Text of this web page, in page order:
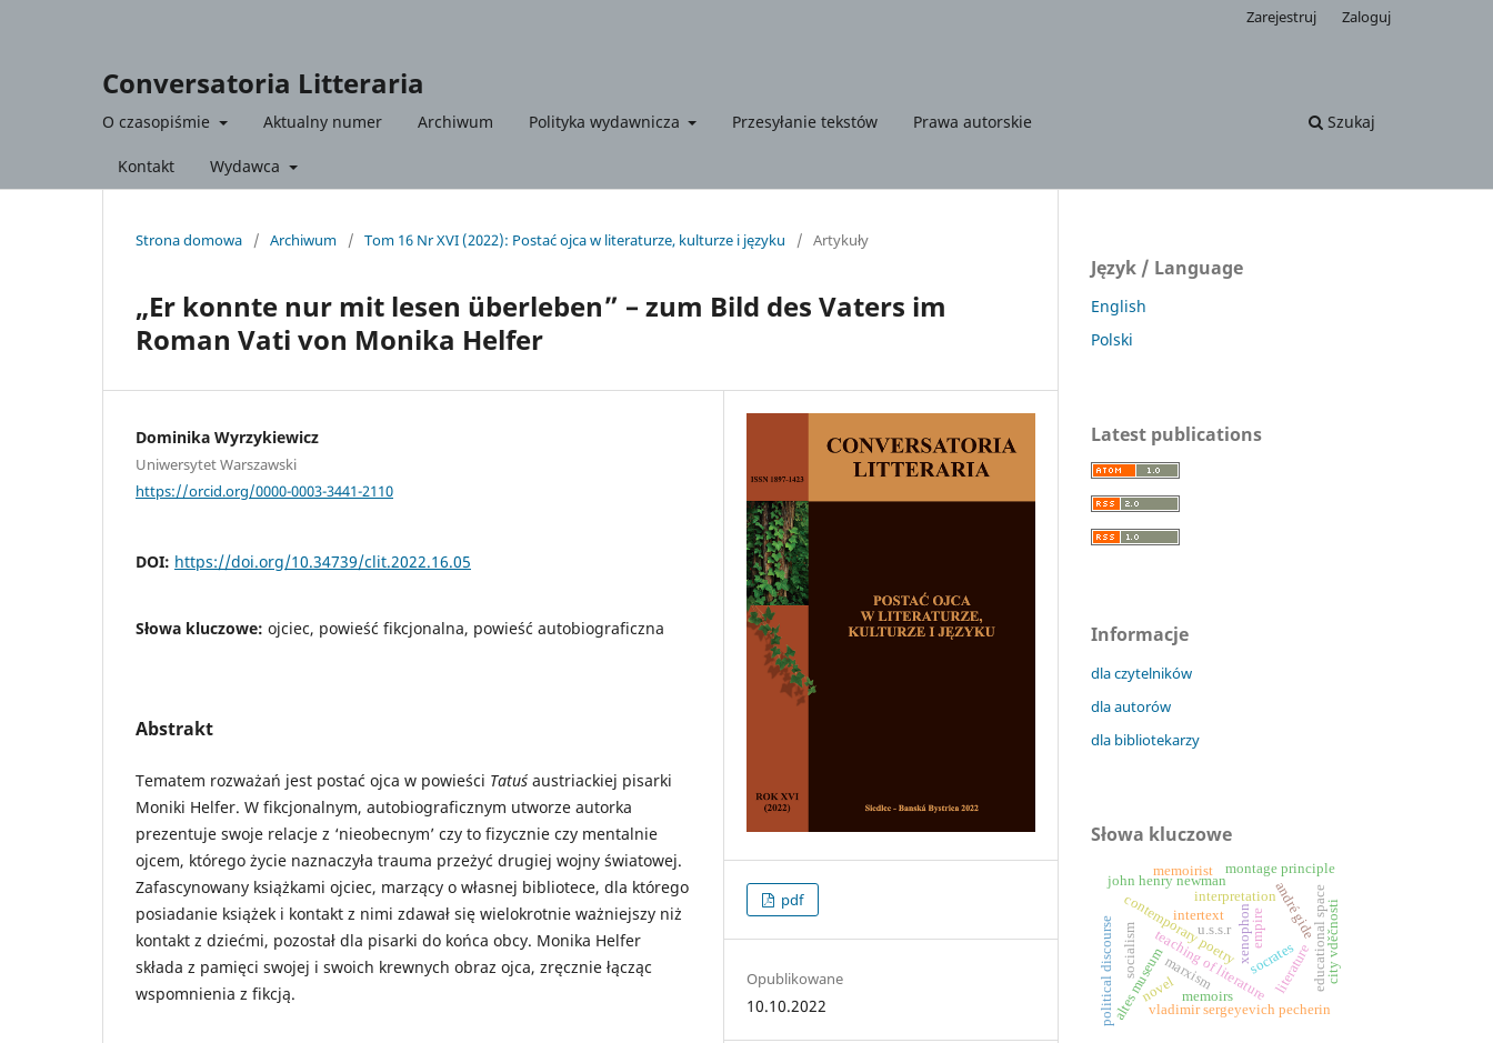
Conversatoria Litteraria
O czasopiśmie Aktualny numer Archiwum Polityka wydawnicza Przesyłanie tekstów Prawa autorskie
Kontakt Wydawca
Szukaj
Zarejestruj Zaloguj
Strona domowa / Archiwum / Tom 16 Nr XVI (2022): Postać ojca w literaturze, kulturze i języku / Artykuły
„Er konnte nur mit lesen überleben” – zum Bild des Vaters im
Roman Vati von Monika Helfer
Dominika Wyrzykiewicz
Uniwersytet Warszawski
https://orcid.org/0000-0003-3441-2110
DOI: https://doi.org/10.34739/clit.2022.16.05
Słowa kluczowe: ojciec, powieść fikcjonalna, powieść autobiograficzna
Abstrakt
Tematem rozważań jest postać ojca w powieści Tatuś austriackiej pisarki
Moniki Helfer. W fikcjonalnym, autobiograficznym utworze autorka
prezentuje swoje relacje z ‘nieobecnym’ czy to fizycznie czy mentalnie
ojcem, którego życie naznaczyła trauma przeżyć drugiej wojny światowej.
Zafascynowany książkami ojciec, marzący o własnej bibliotece, dla którego
posiadanie książek i kontakt z nimi zdawał się wielokrotnie ważniejszy niż
kontakt z dziećmi, pozostał dla pisarki do końca obcy. Monika Helfer
składa z pamięci swojej i swoich krewnych obraz ojca, zręcznie łącząc
wspomnienia z fikcją.
pdf
Opublikowane
10.10.2022
Język / Language
English
Polski
Latest publications
Informacje
dla czytelników
dla autorów
dla bibliotekarzy
Słowa kluczowe
teaching of literature
contemporary poetryinterpretationandré gide
u.s.s.r educational space
vladimir sergeyevich pecherin
xenophonsocrates
altes museum
john henry newman
political discourse socialism marxism city vděčnosti
montage principle
intertext
memoirs
memoirist
empire
novel literature